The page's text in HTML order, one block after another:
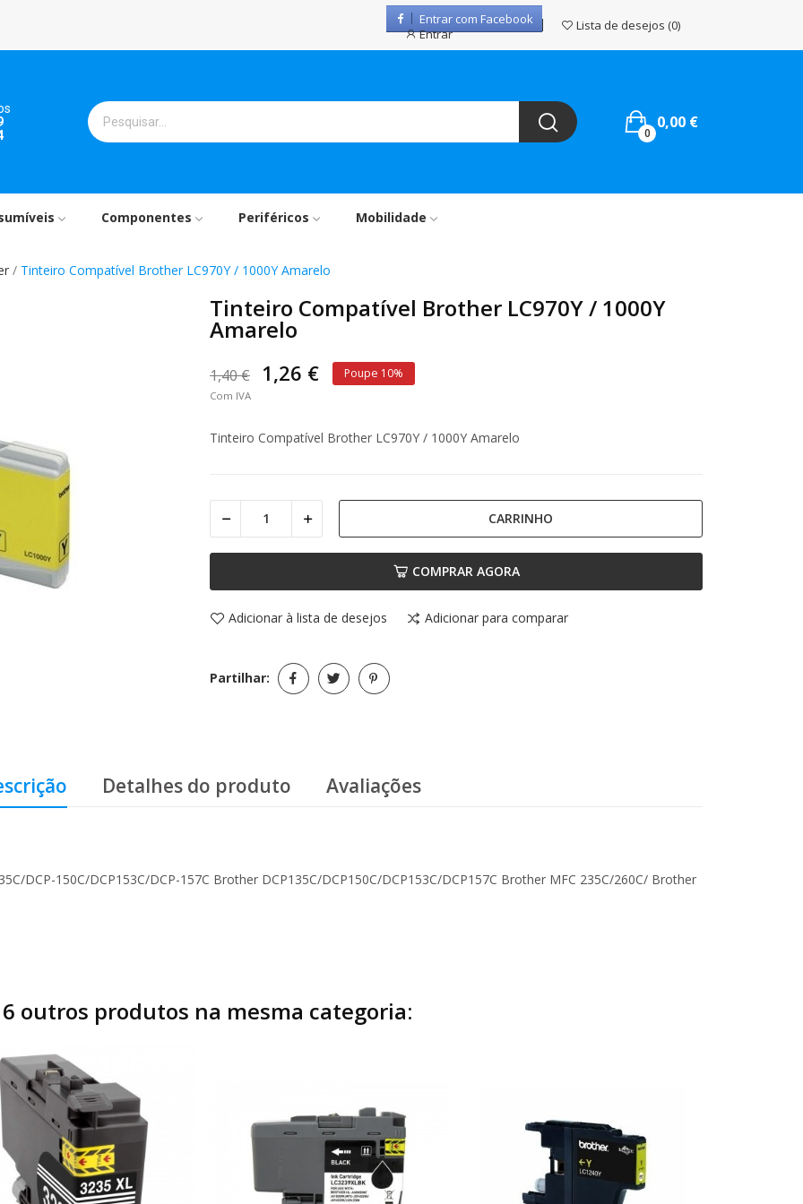
Entrar com Facebook
Entrar
Lista de desejos 0
0,00 €
0
Componentes Periféricos Mobilidade
Tinteiro Compatível Brother LC970Y / 1000Y Amarelo
Tinteiro Compatível Brother LC970Y / 1000Y
Amarelo
1,40 € 1,26 € Poupe 10%
Com IVA
Tinteiro Compatível Brother LC970Y / 1000Y Amarelo
CARRINHO
COMPRAR AGORA
Adicionar à lista de desejos Adicionar para comparar
Partilhar:
Detalhes do produto Avaliações
DCP-150C/DCP153C/DCP-157C Brother DCP135C/DCP150C/DCP153C/DCP157C Brother MFC 235C/260C/ Brother
outros produtos na mesma categoria: